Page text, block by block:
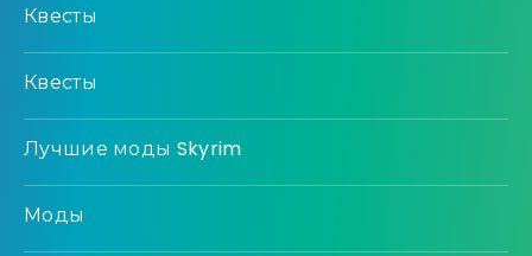
Квесты
Квесты
Лучшие моды Skyrim
Моды